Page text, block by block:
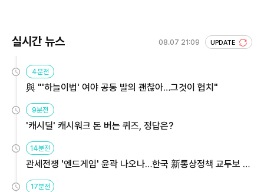
실시간 뉴스 08.07 21:09 UPDATE
4분전
與 "'하늘이법' 여야 공동 발의 괜찮아…그것이 협치"
9분전
'캐시딜' 캐시워크 돈 버는 퀴즈, 정답은?
14분전
관세전쟁 '엔드게임' 윤곽 나오나…한국 新통상정책 교두보 활
용해야
17분전